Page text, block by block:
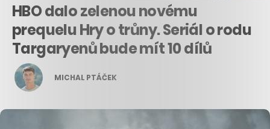
HBO dalo zelenou novému
prequelu Hry o trůny. Seriál o rodu
Targaryenů bude mít 10 dílů
MICHAL PTÁČEK